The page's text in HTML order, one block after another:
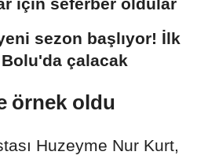
için seferber oldular
sezon başlıyor! İlk
çalacak
örnek oldu
Huzeyme Nur Kurt,